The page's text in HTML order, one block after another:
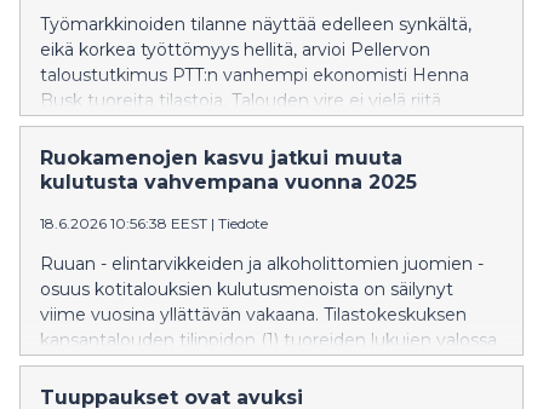
Työmarkkinoiden tilanne näyttää edelleen synkältä,
eikä korkea työttömyys hellitä, arvioi Pellervon
taloustutkimus PTT:n vanhempi ekonomisti Henna
Busk tuoreita tilastoja. Talouden vire ei vielä riitä
suunnan kääntämiseen.
Ruokamenojen kasvu jatkui muuta
kulutusta vahvempana vuonna 2025
18.6.2026 10:56:38 EEST | Tiedote
Ruuan - elintarvikkeiden ja alkoholittomien juomien -
osuus kotitalouksien kulutusmenoista on säilynyt
viime vuosina yllättävän vakaana. Tilastokeskuksen
kansantalouden tilinpidon (1) tuoreiden lukujen valossa
ruokamenojen osuus kaikista kotitalouksien
kulutusmenoista vuonna 2025 oli 12,9 prosenttia, kun
Tuuppaukset ovat avuksi